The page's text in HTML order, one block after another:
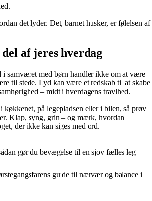
det lyder. Det, barnet husker, er følelsen af
af jeres hverdag
i samværet med børn handler ikke om at være
til stede. Lyd kan være et redskab til at skabe
– midt i hverdagens travlhed.
køkkenet, på legepladsen eller i bilen, så prøv
Klap, syng, grin – og mærk, hvordan
der ikke kan siges med ord.
gør du bevægelse til en sjov fælles leg
guide til nærvær og balance i